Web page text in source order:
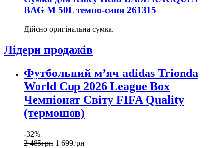
BAG M 50L темно-синя 261315
Дійсно оригінальна сумка.
Лідери продажів
Футбольний м’яч adidas Trionda
World Cup 2026 League Box
Чемпіонат Світу FIFA Quality
(термошов)
-32%
2 485грн 1 699грн